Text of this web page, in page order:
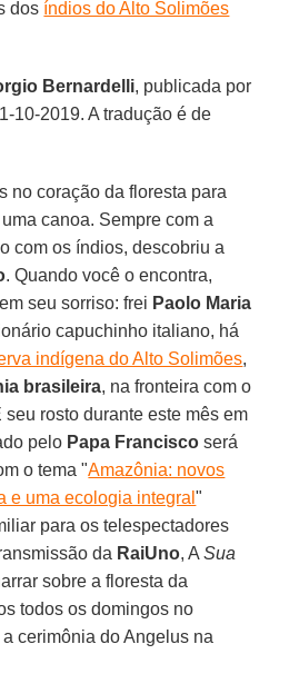
dos índios do Alto Solimões
Bernardelli, publicada por
10-2019. A tradução é de
no coração da floresta para
canoa. Sempre com a
com os índios, descobriu a
. Quando você o encontra,
seu sorriso: frei Paolo Maria
capuchinho italiano, há
indígena do Alto Solimões,
brasileira, na fronteira com o
seu rosto durante este mês em
pelo Papa Francisco será
o tema "Amazônia: novos
e uma ecologia integral"
para os telespectadores
da RaiUno, ASua
sobre a floresta da
todos os domingos no
cerimônia do Angelus na